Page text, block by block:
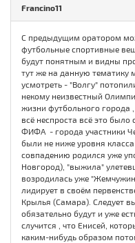
Francino11
С предыдущим оратором
футбольные спортивные
будут понятным и видны
тут же на данную
усмотреть - "Волгу"
некому неизвестный
жизни футбольного города
всё неспроста всё это было
ФИФА - города участники
были не ниже уровня
совпадению родился уже
Новгород), "выжила"
возродилась уже
лидирует в своём
Крылья (Самара). Следует
обязательно будут и уже
случится , что Енисей,
каким-нибудь образом